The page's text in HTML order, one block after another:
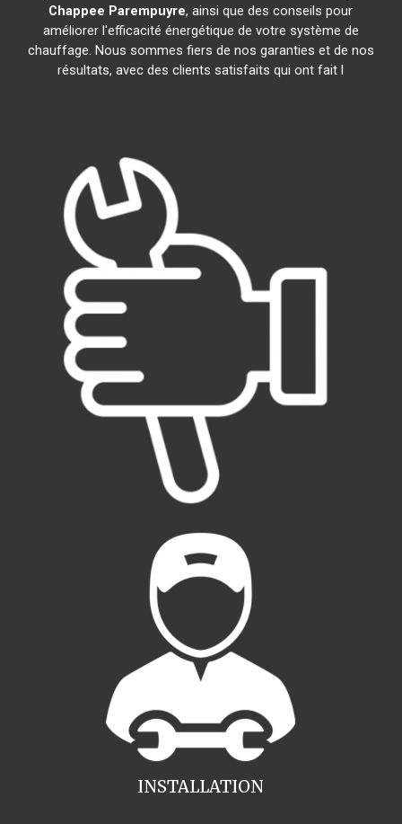
Chappee Parempuyre, ainsi que des conseils pour
améliorer l'efficacité énergétique de votre système de
chauffage. Nous sommes fiers de nos garanties et de nos
résultats, avec des clients satisfaits qui ont fait l
INSTALLATION